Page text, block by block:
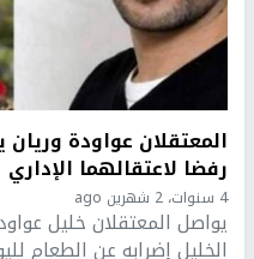
المعتقلان عواودة
رفضا لاعتقالهما الإداري
4 سنوات، 2 شهرين ago